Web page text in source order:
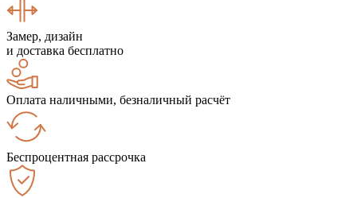
Замер, дизайн
и доставка бесплатно
Оплата наличными, безналичный расчёт
Беспроцентная рассрочка